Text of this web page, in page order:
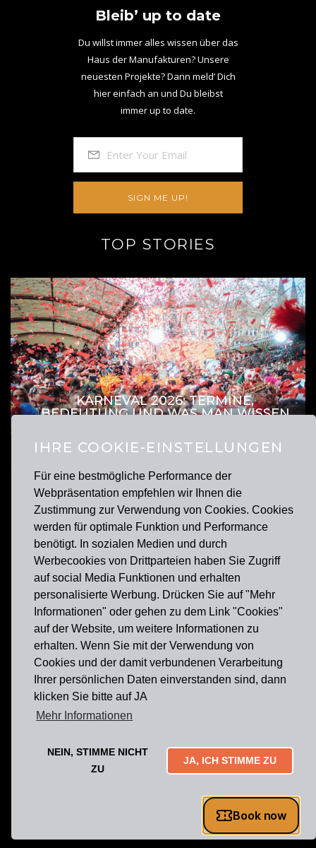
IHRE COOKIE-EINSTELLUNGEN
Für eine bestmögliche Performance der
Webpräsentation empfehlen wir Ihnen die
Zustimmung zur Verwendung von Cookies. Cookies
werden für optimale Funktion und Performance
benötigt. In sozialen Medien und durch
Werbecookies von Drittparteien haben Sie Zugriff
auf social Media Funktionen und erhalten
personalisierte Werbung. Drücken Sie auf "Mehr
Informationen" oder gehen zu dem Link "Cookies"
auf der Website, um weitere Informationen zu
erhalten. Wenn Sie mit der Verwendung von
Cookies und der damit verbundenen Verarbeitung
Ihrer persönlichen Daten einverstanden sind, dann
klicken Sie bitte auf JA
Mehr Informationen
NEIN, STIMME NICHT
ZU
JA, ICH STIMME ZU
Bleib’ up to date
Du willst immer alles wissen über das
Haus der Manufakturen? Unsere
neuesten Projekte? Dann meld’ Dich
hier einfach an und Du bleibst
immer up to date.
SIGN ME UP!
TOP STORIES
KARNEVAL 2026: TERMINE,
BEDEUTUNG UND WAS MAN WISSEN
WEIN SPRÜCHE – DIE BESTEN ZITATE
FRANCHISE | PARTNER WERDEN | FÜR PARTNER | LOKALE
EMPFEHLUNGEN